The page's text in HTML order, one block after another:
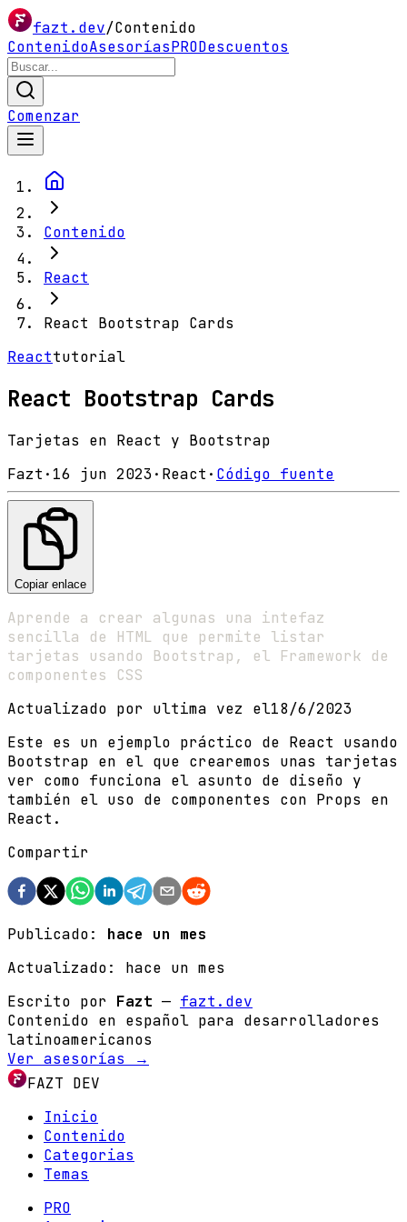
fazt.dev/Contenido
ContenidoAsesoríasPRODescuentos
Comenzar
Contenido
React
React Bootstrap Cards
Reacttutorial
React Bootstrap Cards
Tarjetas en React y Bootstrap
Fazt · 16 jun 2023· React · Código fuente
Copiar enlace
Aprende a crear algunas una intefaz
sencilla de HTML que permite listar
tarjetas usando Bootstrap, el Framework de
componentes CSS
Actualizado por ultima vez el18/6/2023
Este es un ejemplo práctico de React usando
Bootstrap en el que crearemos unas tarjetas
ver como funciona el asunto de diseño y
también el uso de componentes con Props en
React.
Compartir
Publicado:
hace un mes
Actualizado: hace un mes
Escrito por Fazt — fazt.dev
Contenido en español para desarrolladores
latinoamericanos
Ver asesorías →
FAZT DEV
Inicio
Contenido
Categorias
Temas
PRO